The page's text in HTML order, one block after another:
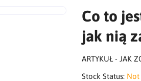
Co to
jak nią
ARTYKUŁ - JAK
Stock Status: Not